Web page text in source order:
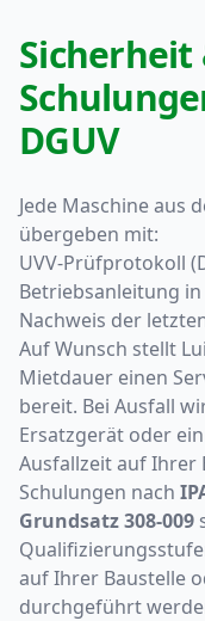
Sicherheit
DGUV
Jede Maschine aus
übergeben mit:
UVV-Prüfprotokoll
Betriebsanleitung
Nachweis der
Auf Wunsch stellt
Mietdauer einen
bereit. Bei Ausfall
Ersatzgerät oder
Ausfallzeit auf Ihrer
Schulungen nach
Grundsatz 308-009
auf Ihrer Baustelle
durchgeführt